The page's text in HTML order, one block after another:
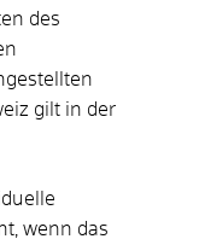
des
gilt in der
wenn das